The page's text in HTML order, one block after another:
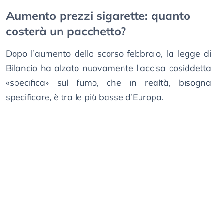
Aumento prezzi sigarette: quanto
costerà un pacchetto?
Dopo l’aumento dello scorso febbraio, la legge di
Bilancio ha alzato nuovamente l’accisa cosiddetta
«specifica» sul fumo, che in realtà, bisogna
specificare, è tra le più basse d’Europa.